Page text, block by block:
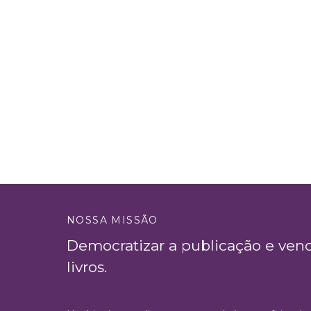
NOSSA MISSÃO
Democratizar a publicação e
livros.